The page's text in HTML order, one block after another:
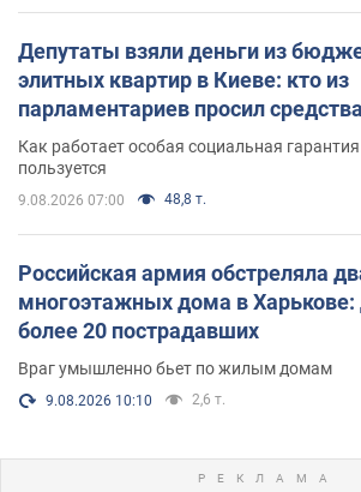
Депутаты взяли деньги из
элитных квартир в Киеве: кто из
парламентариев просил
поселился
Как работает особая социальная
пользуется
9.08.2026 07:00 48,8 т.
Российская армия обстреляла
многоэтажных дома в Харькове:
более 20 пострадавших
Враг умышленно бьет по жилым домам
9.08.2026 10:10 2,6 т.